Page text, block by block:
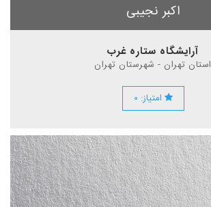
اکبر نجیبی
آرایشگاه ستاره غرب
استان تهران - شهرستان تهران
امتیاز: ۰